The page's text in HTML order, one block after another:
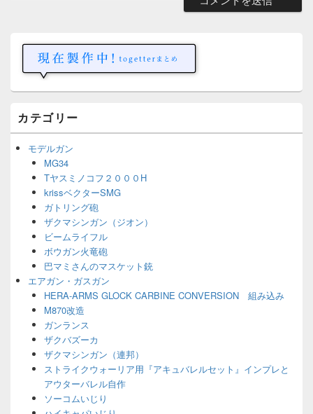
バ
ウ
ィ
ェ
カテゴリー
モデルガン
MG34
Tヤスミノコフ２０００H
krissベクターSMG
ガトリング砲
ザクマシンガン（ジオン）
ビームライフル
ボウガン火竜砲
巴マミさんのマスケット銃
エアガン・ガスガン
HERA-ARMS GLOCK CARBINE CONVERSION 組み込み
M870改造
ガンランス
ザクバズーカ
ザクマシンガン（連邦）
ストライクウォーリア用『アキュバレルセット』インプレと
アウターバレル自作
ソーコムいじり